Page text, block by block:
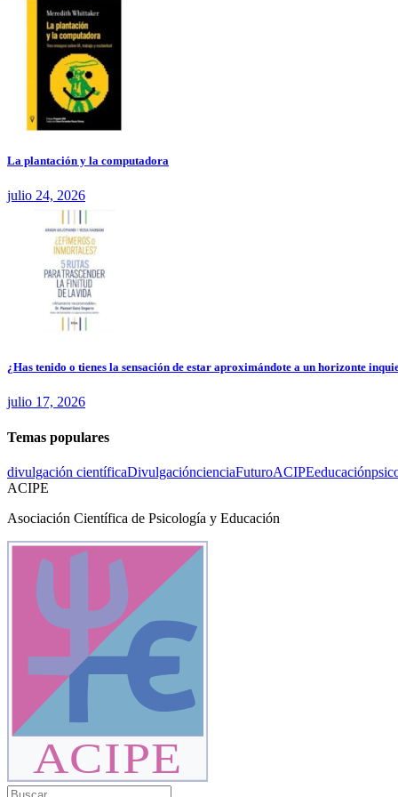
La plantación y la computadora
julio 24, 2026
¿Has tenido o tienes la sensación de estar aproximándote a un horizonte
julio 17, 2026
Temas populares
divulgación científicaDivulgacióncienciaFuturoACIPEeducación
ACIPE
Asociación Científica de Psicología y Educación
ACIPE